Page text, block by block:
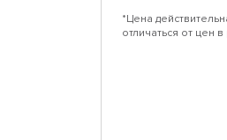
*Цена
отличаться от цен